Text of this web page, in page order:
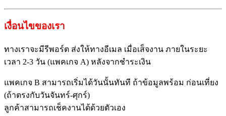
เงื่อนไขของเรา
ทางเราจะมีรีพอร์ต ส่งให้ทางอีเมล เมื่อเส็จงาน ภายในระยะ
เวลา 2-3 วัน (แพคเกจ A) หลังจากชำระเงิน
แพคเกจ B สามารถเริ่มได้วันนั้นทันที ถ้าข้อมูลพร้อม ก่อนเที่ยง
(ถ้าตรงกับวันจันทร์-ศุกร์)
ลูกค้าสามารถเช็คงานได้ด้วยตัวเอง